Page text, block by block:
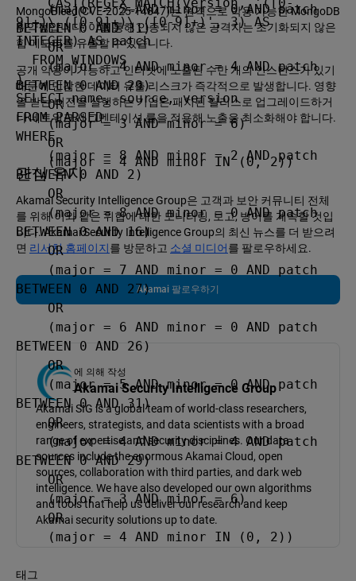
    (major = 5 AND minor = 0 AND patch
BETWEEN 0 AND 31)
    OR
    (major = 4 AND minor = 4 AND patch
BETWEEN 0 AND 29)
    OR
    (major = 3 AND minor = 6)
    OR
    (major = 4 AND minor IN (0, 2))
9]+)\.([0-9]+)\.([0-9]+)', 3) AS
INTEGER) AS patch
)
SELECT name, source, version
FROM PARSED
WHERE
BETWEEN 0 AND 2)
    OR
    (major = 8 AND minor = 0 AND patch
BETWEEN 0 AND 16)
    OR
BETWEEN 0 AND 27)
    OR
BETWEEN 0 AND 26)
    OR
    (major = 5 AND minor = 0 AND patch
BETWEEN 0 AND 31)
    OR
    (major = 4 AND minor = 4 AND patch
BETWEEN 0 AND 29)
    OR
    (major = 3 AND minor = 6)
    OR
    (major = 4 AND minor IN (0, 2))
MongoBleed(CVE-2025-14847)는 원격으로 악용 가능한 MongoDB
취약점입니다. 이를 통해 인증되지 않은 공격자는 초기화되지 않은
힙 메모리를 유출할 수 있습니다.
공개 악용이 가능하고 인터넷에 노출된 수만 개의 인스턴스가 있기
때문에 민감한 데이터 유출 리스크가 즉각적으로 발생합니다. 영향
을 받는 버전을 실행하는 기업은 패치된 릴리스로 업그레이드하거
나 네트워크 세그멘테이션 룰을 적용해 노출을 최소화해야 합니다.
관심 유지
Akamai Security Intelligence Group은 고객과 보안 커뮤니티 전체
를 위해 이와 같은 위협에 대한 모니터링, 보고, 방어를 계속할 것입
니다. Akamai Security Intelligence Group의 최신 뉴스를 더 받으려
면 리서치 홈페이지를 방문하고 소셜 미디어를 팔로우하세요.
Akamai 팔로우하기
에 의해 작성
Akamai Security Intelligence Group
Akamai SIG is a global team of world-class researchers,
engineers, strategists, and data scientists with a broad
range of expertise and security disciplines. Our data
sources include the enormous Akamai Cloud, open
sources, collaboration with third parties, and dark web
intelligence. We have also developed our own algorithms
and tools that help us deliver our research and keep
Akamai security solutions up to date.
태그